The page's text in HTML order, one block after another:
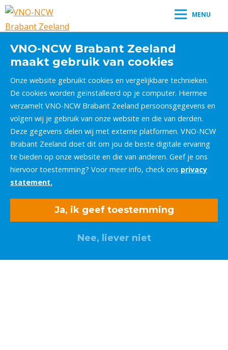
MENU
VNO-NCW Brabant Zeeland
maakt gebruik van cookies
Onze website gebruikt cookies en vergelijkbare technieken.
De cookies worden geïnstalleerd op je computer. Hiermee
verzamelt VNO-NCW Brabant Zeeland persoonsgegevens en
volgen wij je gebruik van onze website en die van derden.
Deze gegevens delen wij met externe platformen. VNO-NCW
Brabant Zeeland doet dit om jou de beste digitale ervaring
te bieden op onze website en die van anderen. Geef je ons
hiervoor toestemming? Voor meer info, check ons privacy
statement.
Ja, ik geef toestemming
Nee, liever niet